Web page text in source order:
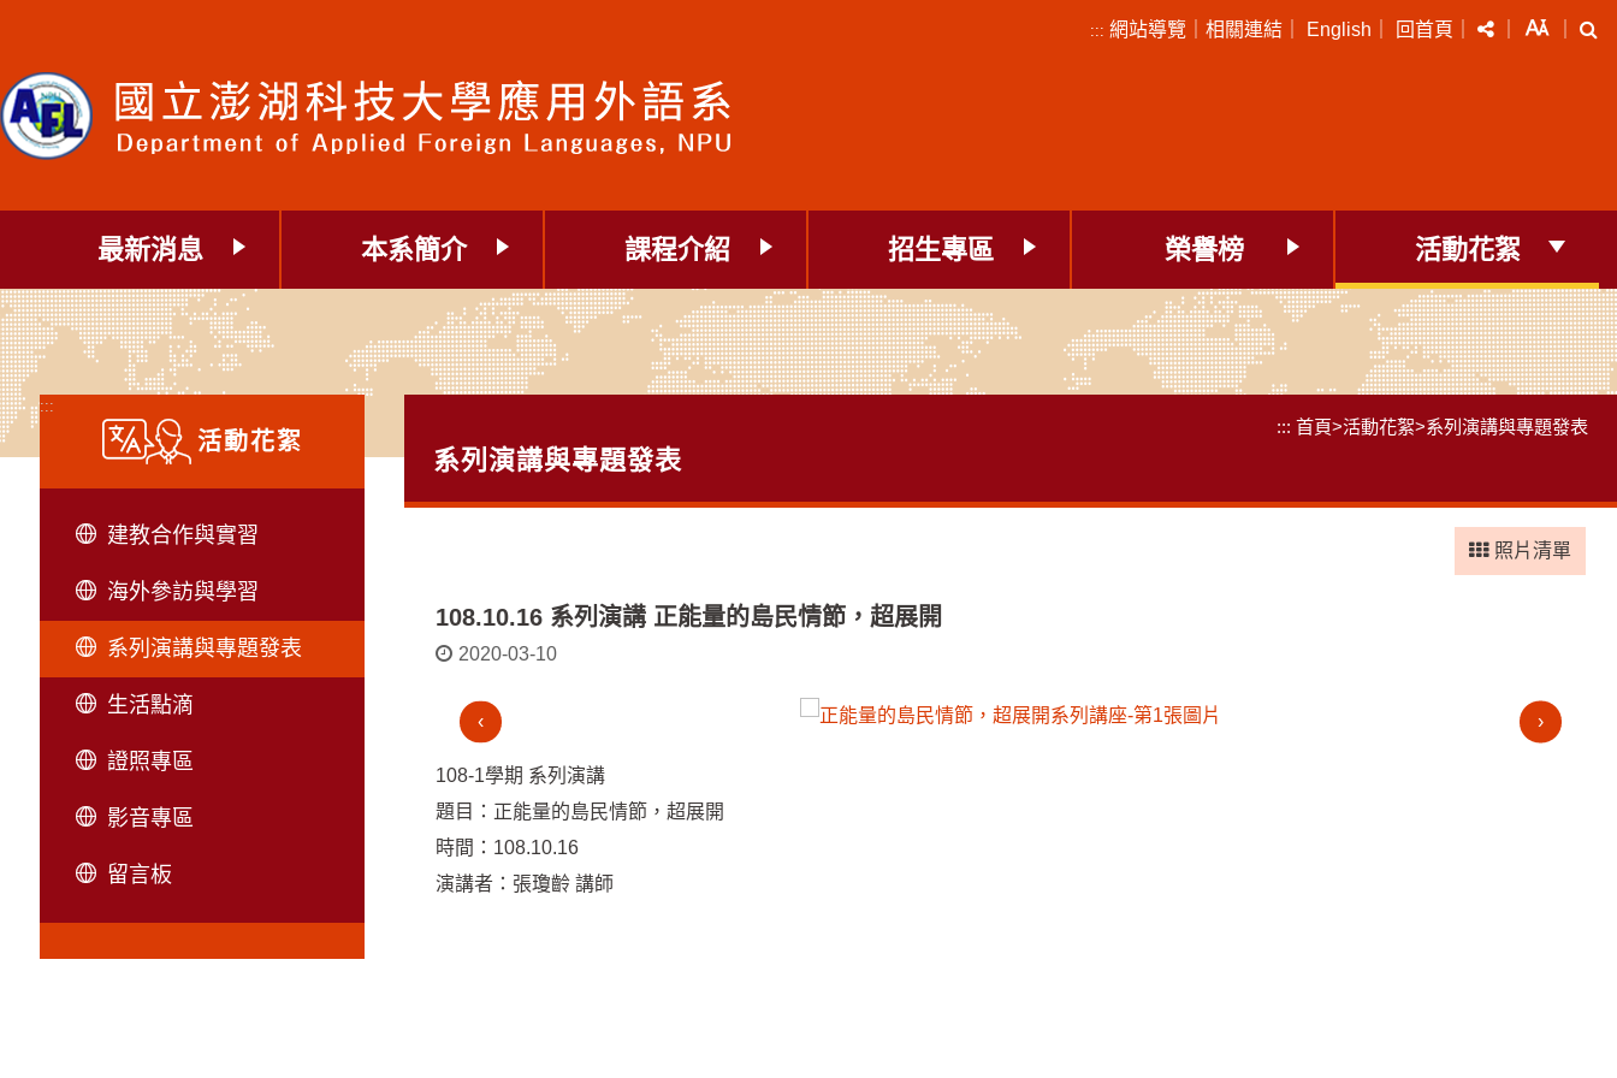
要
內
容
塊
::: 網站導覽 相關連結 English 回首頁 分享 字級
最新消息 本系簡介 課程介紹 招生專區 榮譽榜 活動花絮
:::
活動花絮
建教合作與實習
海外參訪與學習
系列演講與專題發表
生活點滴
證照專區
影音專區
留言板
::: 首頁>活動花絮>系列演講與專題發表
系列演講與專題發表
照片清單
108.10.16 系列演講 正能量的島民情節，超展開
2020-03-10
‹ ›
108-1學期 系列演講
題目：正能量的島民情節，超展開
時間：108.10.16
演講者：張瓊齡 講師